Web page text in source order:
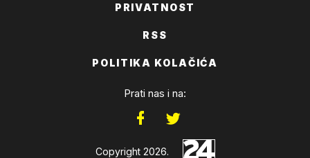
PRIVATNOST
RSS
POLITIKA KOLAČIĆA
Prati nas i na:
Copyright 2026.